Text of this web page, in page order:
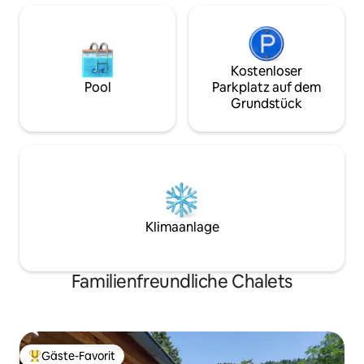
Pool
Kostenloser
Parkplatz auf dem
Grundstück
Klimaanlage
Familienfreundliche Chalets
Gäste-Favorit